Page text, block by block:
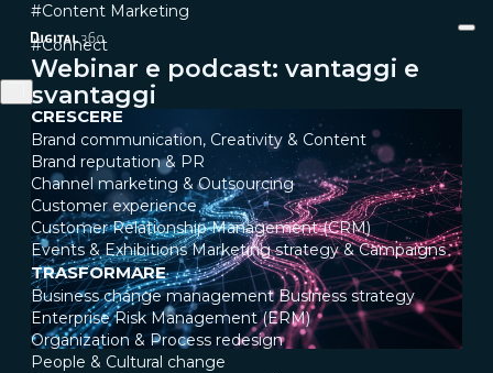
CRESCERE
Brand communication, Creativity & Content
Brand reputation & PR
Channel marketing & Outsourcing
Customer experience
Customer Relationship Management (CRM)
Events & Exhibitions Marketing strategy & Campaigns
TRASFORMARE
Business change management Business strategy
Enterprise Risk Management (ERM)
Organization & Process redesign
People & Cultural change
#Content Marketing
#Connect
Webinar e podcast: vantaggi e
svantaggi